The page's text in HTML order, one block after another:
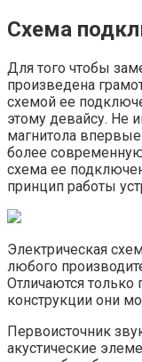
Схема
Для того чтобы
произведена
схемой ее
этому девайсу. Не
магнитола
более
схема ее
принцип работы
Электрическая
любого
Отличаются
конструкции они
Первоисточник
акустические